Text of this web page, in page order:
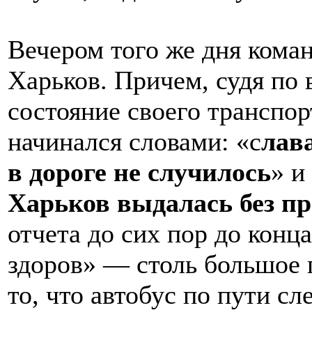
Вечером того же дня
Харьков. Причем, судя по
состояние своего
начинался словами: «с
в дороге не случилось» и
Харьков выдалась без
отчета до сих пор до
здоров» — столь большое
то, что автобус по пути